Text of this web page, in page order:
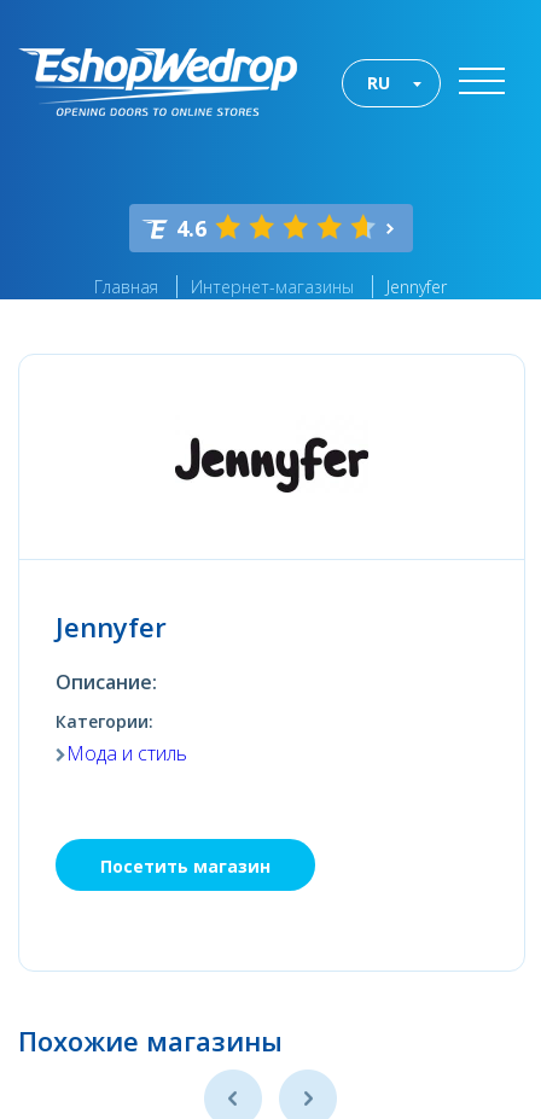
RU
4.6
Главная Интернет-магазины Jennyfer
Jennyfer
Описание:
Категории:
Мода и стиль
Посетить магазин
Похожие магазины